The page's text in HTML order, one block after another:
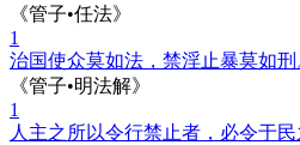
《管子•任法》
1
治国使众莫如法，禁淫止暴莫如
《管子•明法解》
1
人主之所以令行禁止者，必令于